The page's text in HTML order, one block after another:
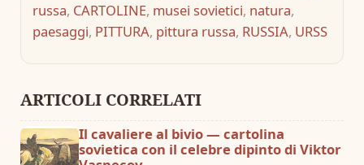
russa, CARTOLINE, musei sovietici, natura,
paesaggi, PITTURA, pittura russa, RUSSIA, URSS
ARTICOLI CORRELATI
Il cavaliere al bivio — cartolina
sovietica con il celebre dipinto di Viktor